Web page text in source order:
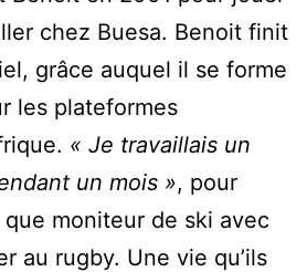
chez Buesa. Benoit finit
grâce auquel il se forme
les plateformes
« Je travaillais un
un mois », pour
moniteur de ski avec
au rugby. Une vie qu’ils